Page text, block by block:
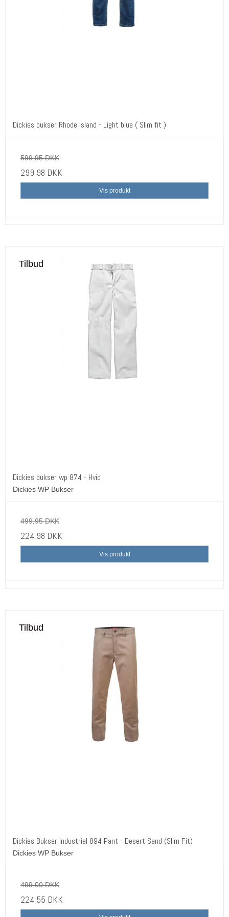
Dickies bukser Rhode Island - Light blue ( Slim fit )
599,95 DKK
299,98 DKK
Vis produkt
Tilbud
Dickies bukser wp 874 - Hvid
Dickies WP Bukser
499,95 DKK
224,98 DKK
Vis produkt
Tilbud
Dickies Bukser Industrial 894 Pant - Desert Sand (Slim Fit)
Dickies WP Bukser
499,00 DKK
224,55 DKK